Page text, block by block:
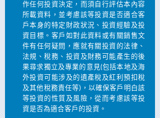
作任何投資決定，而須自行評估本內容
所載資料，並考慮該等投資是否適合客
戶本身的特定財政狀況、投資經驗及投
資目標。客戶如對此資料或有關銷售文
件有任何疑問，應就有關投資的法律、
法規、稅務、投資及財務可能產生的後
果尋求獨立及專業的意見(包括本地及海
外投資可能涉及的遺產稅及紅利預扣稅
及其他稅務責任等)，以確保客戶明白該
等投資的性質及風險，從而考慮該等投
資是否為適合客戶的投資。